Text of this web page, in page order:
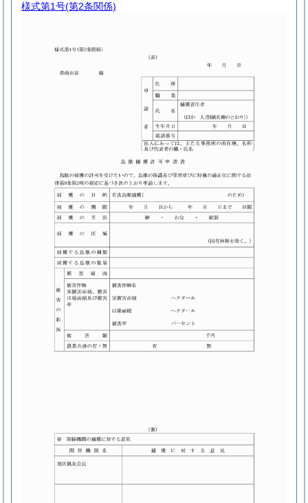
様式第1号(第2条関係)